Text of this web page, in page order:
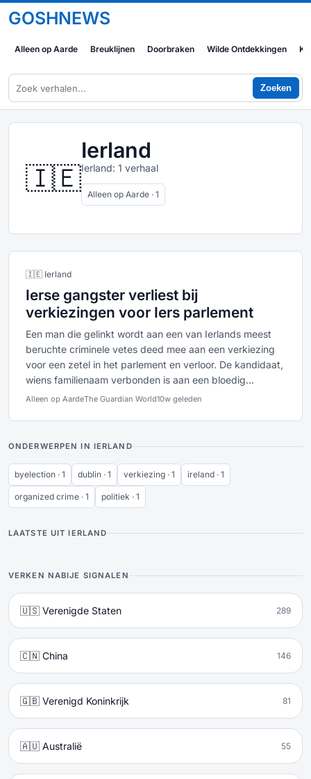
GOSHNEWS
Alleen op Aarde Breuklijnen Doorbraken Wilde Ontdekkingen
Zoeken
🇮🇪
Ierland
Ierland: 1 verhaal
Alleen op Aarde · 1
🇮🇪 Ierland
Ierse gangster verliest bij
verkiezingen voor Iers parlement
Een man die gelinkt wordt aan een van Ierlands meest
beruchte criminele vetes deed mee aan een verkiezing
voor een zetel in het parlement en verloor. De kandidaat,
wiens familienaam verbonden is aan een bloedig...
Alleen op AardeThe Guardian World10w geleden
ONDERWERPEN IN IERLAND
byelection · 1 dublin · 1 verkiezing · 1 ireland · 1
organized crime · 1 politiek · 1
LAATSTE UIT IERLAND
VERKEN NABIJE SIGNALEN
🇺🇸 Verenigde Staten 289
🇨🇳 China 146
🇬🇧 Verenigd Koninkrijk 81
🇦🇺 Australië 55